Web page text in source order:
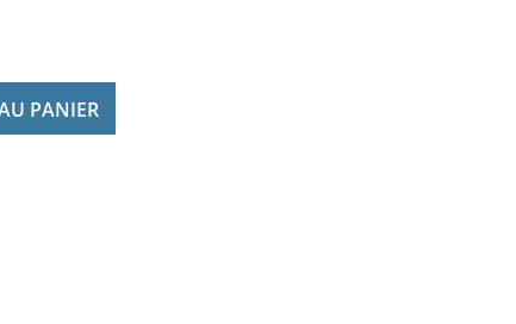
PANIER